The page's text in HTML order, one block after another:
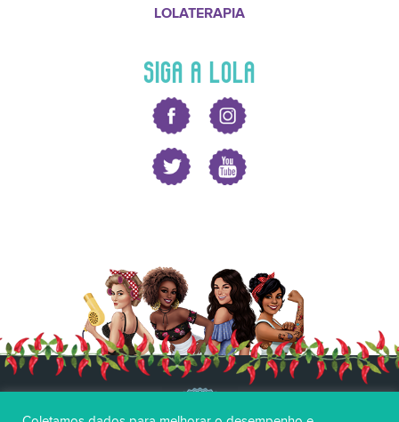
LOLATERAPIA
SIGA A LOLA